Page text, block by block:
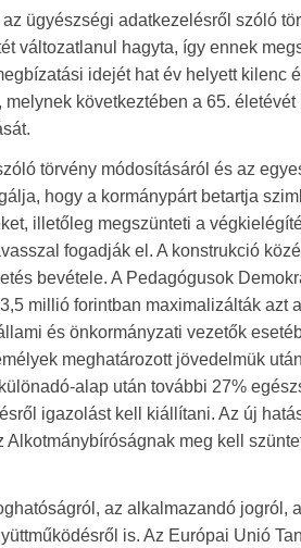
ügyészségi adatkezelésről szóló
változatlanul hagyta, így ennek
idejét hat év helyett kilenc
következtében a 65. életévét
törvény módosításáról és az
hogy a kormánypárt betartja
illetőleg megszünteti a
fogadják el. A konstrukció
bevétele. A Pedagógusok
millió forintban maximalizálták azt
és önkormányzati vezetők
meghatározott jövedelmük
alap után további 27%
igazolást kell kiállítani. Az új
meg kell
az alkalmazandó jogról,
is. Az Európai Unió